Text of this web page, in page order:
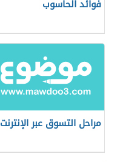
فوائد الحاسوب
مراحل التسوق عبر الإنترنت